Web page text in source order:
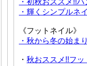
・初秋おススメ!!
・輝くシンプルネ
《フットネイル》
・秋から冬の始ま
・ 秋おススメ!!フッ